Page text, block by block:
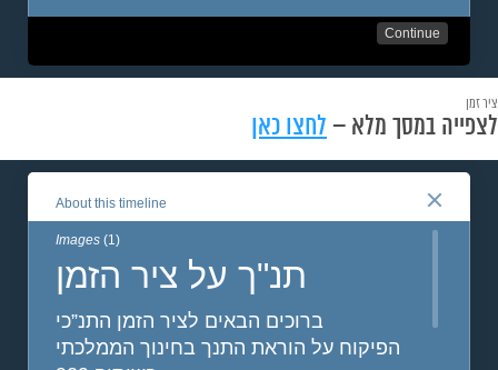
ציר זמן
לצפייה במסך מלא – לחצו כאן